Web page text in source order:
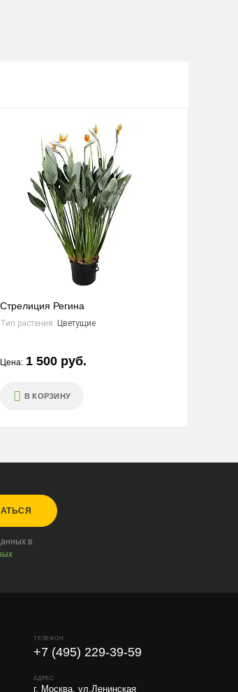
Стрелиция Регина
Тип растения: Цветущие
Цена: 1 500 руб.
В КОРЗИНУ
в
ТЕЛЕФОН
+7 (495) 229-39-59
АДРЕС
г. Москва, ул.Ленинская